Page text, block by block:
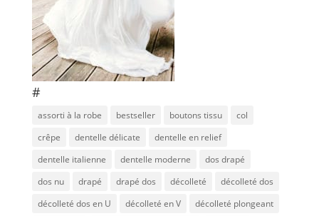
#
assorti à la robe bestseller boutons tissu
col
crêpe
dentelle délicate
dentelle en relief
dentelle italienne
dentelle moderne
dos drapé
dos nu
drapé drapé dos décolleté
décolleté dos
décolleté dos en U
décolleté en V
décolleté plongeant